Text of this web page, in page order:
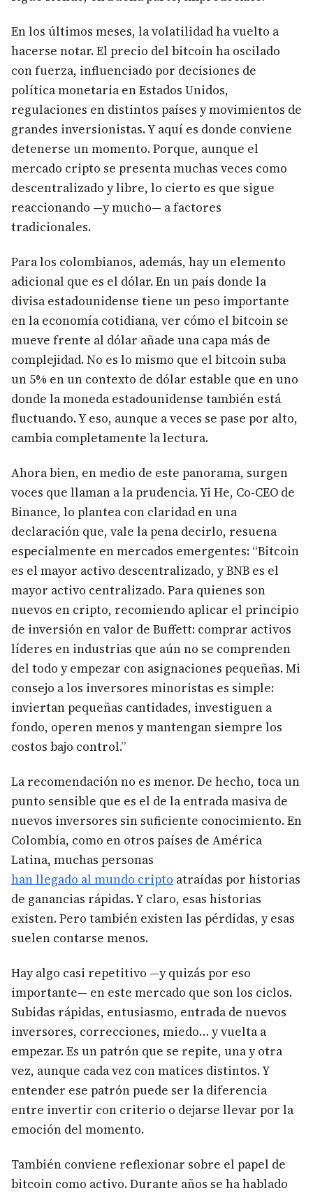
En los últimos meses, la volatilidad ha vuelto a
hacerse notar. El precio del bitcoin ha oscilado
con fuerza, influenciado por decisiones de
política monetaria en Estados Unidos,
regulaciones en distintos países y movimientos de
grandes inversionistas. Y aquí es donde conviene
detenerse un momento. Porque, aunque el
mercado cripto se presenta muchas veces como
descentralizado y libre, lo cierto es que sigue
reaccionando —y mucho— a factores
tradicionales.
Para los colombianos, además, hay un elemento
adicional que es el dólar. En un país donde la
divisa estadounidense tiene un peso importante
en la economía cotidiana, ver cómo el bitcoin se
mueve frente al dólar añade una capa más de
complejidad. No es lo mismo que el bitcoin suba
un 5% en un contexto de dólar estable que en uno
donde la moneda estadounidense también está
fluctuando. Y eso, aunque a veces se pase por alto,
cambia completamente la lectura.
Ahora bien, en medio de este panorama, surgen
voces que llaman a la prudencia. Yi He, Co-CEO de
Binance, lo plantea con claridad en una
declaración que, vale la pena decirlo, resuena
especialmente en mercados emergentes: “Bitcoin
es el mayor activo descentralizado, y BNB es el
mayor activo centralizado. Para quienes son
nuevos en cripto, recomiendo aplicar el principio
de inversión en valor de Buffett: comprar activos
líderes en industrias que aún no se comprenden
del todo y empezar con asignaciones pequeñas. Mi
consejo a los inversores minoristas es simple:
inviertan pequeñas cantidades, investiguen a
fondo, operen menos y mantengan siempre los
costos bajo control.”
La recomendación no es menor. De hecho, toca un
punto sensible que es el de la entrada masiva de
nuevos inversores sin suficiente conocimiento. En
Colombia, como en otros países de América
Latina, muchas personas
han llegado al mundo cripto atraídas por historias
de ganancias rápidas. Y claro, esas historias
existen. Pero también existen las pérdidas, y esas
suelen contarse menos.
Hay algo casi repetitivo —y quizás por eso
importante— en este mercado que son los ciclos.
Subidas rápidas, entusiasmo, entrada de nuevos
inversores, correcciones, miedo… y vuelta a
empezar. Es un patrón que se repite, una y otra
vez, aunque cada vez con matices distintos. Y
entender ese patrón puede ser la diferencia
entre invertir con criterio o dejarse llevar por la
emoción del momento.
También conviene reflexionar sobre el papel de
bitcoin como activo. Durante años se ha hablado